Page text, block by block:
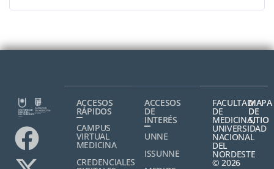
ACCESOS
RÁPIDOS
CAMPUS
VIRTUAL
MEDICINA
CREDENCIALES
ACCESOS
DE
INTERÉS
UNNE
ISSUNNE
FACULTAD
DE
MEDICINA,
UNIVERSIDAD
NACIONAL
DEL
NORDESTE
© 2026
MAPA
DE
SITIO